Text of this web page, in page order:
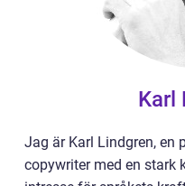
Karl
Jag är Karl Lindgren, en
copywriter med en stark